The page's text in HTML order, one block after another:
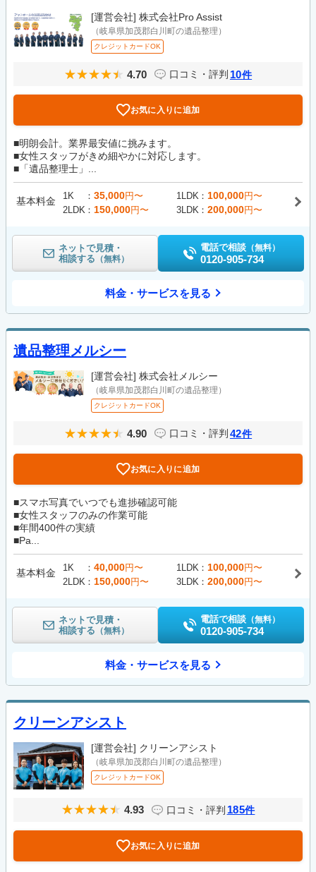
[運営会社] 株式会社Pro Assist
（岐阜県加茂郡白川町の遺品整理）
クレジットカードOK
4.70 口コミ・評判 10件
お気に入りに追加
■明朗会計。業界最安値に挑みます。
■女性スタッフがきめ細やかに対応します。
■「遺品整理士」...
基本料金 1K 35,000円〜 1LDK 100,000円〜
2LDK
150,000円〜 3LDK 200,000円〜
ネットで見積・
相談する （無料）
電話で相談 （無料）
0120-905-734
料金・サービスを見る
遺品整理メルシー
[運営会社] 株式会社メルシー
（岐阜県加茂郡白川町の遺品整理）
クレジットカードOK
4.90 口コミ・評判 42件
お気に入りに追加
■スマホ写真でいつでも進捗確認可能
■女性スタッフのみの作業可能
■年間400件の実績
■Pa...
基本料金 1K 40,000円〜 1LDK 100,000円〜
2LDK
150,000円〜 3LDK 200,000円〜
ネットで見積・
相談する （無料）
電話で相談 （無料）
0120-905-734
料金・サービスを見る
クリーンアシスト
[運営会社] クリーンアシスト
（岐阜県加茂郡白川町の遺品整理）
クレジットカードOK
4.93 口コミ・評判 185件
お気に入りに追加